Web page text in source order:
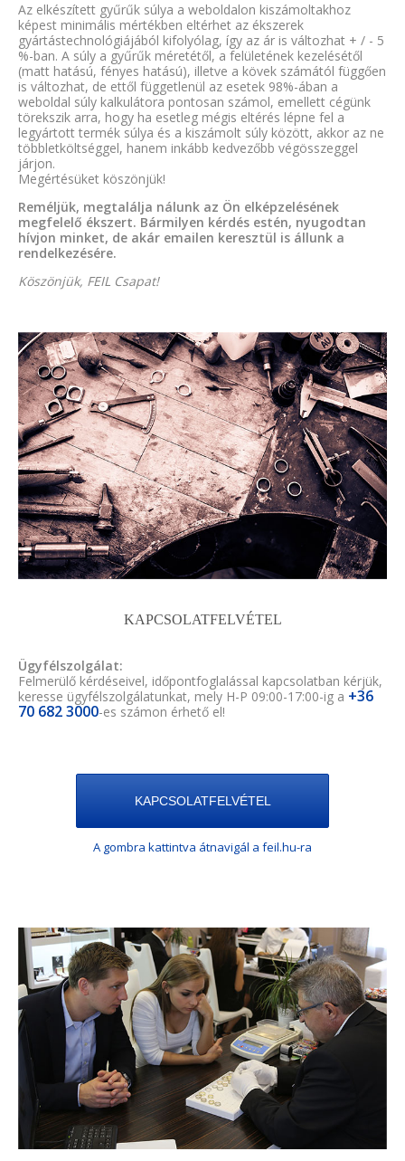
Az elkészített gyűrűk súlya a weboldalon kiszámoltakhoz
képest minimális mértékben eltérhet az ékszerek
gyártástechnológiájából kifolyólag, így az ár is változhat + / - 5
%-ban. A súly a gyűrűk méretétől, a felületének kezelésétől
(matt hatású, fényes hatású), illetve a kövek számától függően
is változhat, de ettől függetlenül az esetek 98%-ában a
weboldal súly kalkulátora pontosan számol, emellett cégünk
törekszik arra, hogy ha esetleg mégis eltérés lépne fel a
legyártott termék súlya és a kiszámolt súly között, akkor az ne
többletköltséggel, hanem inkább kedvezőbb végösszeggel
járjon.
Megértésüket köszönjük!
Reméljük, megtalálja nálunk az Ön elképzelésének
megfelelő ékszert. Bármilyen kérdés estén, nyugodtan
hívjon minket, de akár emailen keresztül is állunk a
rendelkezésére.
Köszönjük, FEIL Csapat!
KAPCSOLATFELVÉTEL
Ügyfélszolgálat:
Felmerülő kérdéseivel, időpontfoglalással kapcsolatban kérjük,
keresse ügyfélszolgálatunkat, mely H-P 09:00-17:00-ig a +36
70 682 3000-es számon érhető el!
KAPCSOLATFELVÉTEL
A gombra kattintva átnavigál a feil.hu-ra